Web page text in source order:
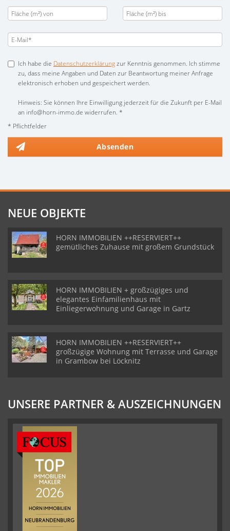
Ich habe die Datenschutzerklärungzur Kenntnis genommen. Ich stimme
zu, dass meine Angaben und Daten zur Beantwortung meiner Anfrage
elektronisch erhoben und gespeichert werden.
Hinweis: Sie können Ihre Einwilligung jederzeit für die Zukunft per E-Mail
an info@horn-immo.de widerrufen. *
* Pflichtfelder
Absenden
NEUE OBJEKTE
HORN IMMOBILIEN ++RESERVIERT++
gemütliches Zuhause mit großem Grundstück
HORN IMMOBILIEN + großzügiges und
elegantes Einfamilienhaus mit
Einliegerwohnung und Garage in Gartz
HORN IMMOBILIEN ++RESERVIERT++
großzügige Wohnung mit Terrasse und Garage
in Grambow bei Löcknitz
UNSERE PARTNER & AUSZEICHNUNGEN